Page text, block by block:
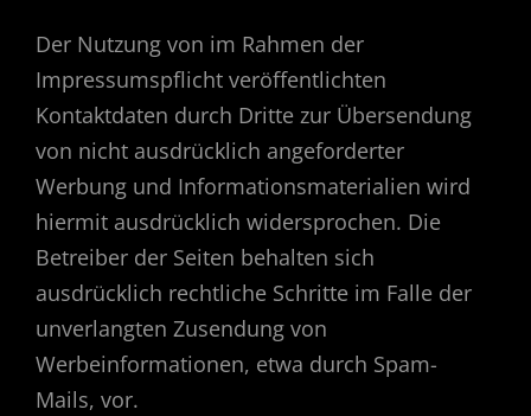
Der Nutzung von im Rahmen der
Impressumspflicht veröffentlichten
Kontaktdaten durch Dritte zur Übersendung
von nicht ausdrücklich angeforderter
Werbung und Informationsmaterialien wird
hiermit ausdrücklich widersprochen. Die
Betreiber der Seiten behalten sich
ausdrücklich rechtliche Schritte im Falle der
unverlangten Zusendung von
Werbeinformationen, etwa durch Spam-
Mails, vor.